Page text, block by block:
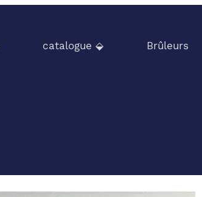
catalogue ⬙ Brûleurs